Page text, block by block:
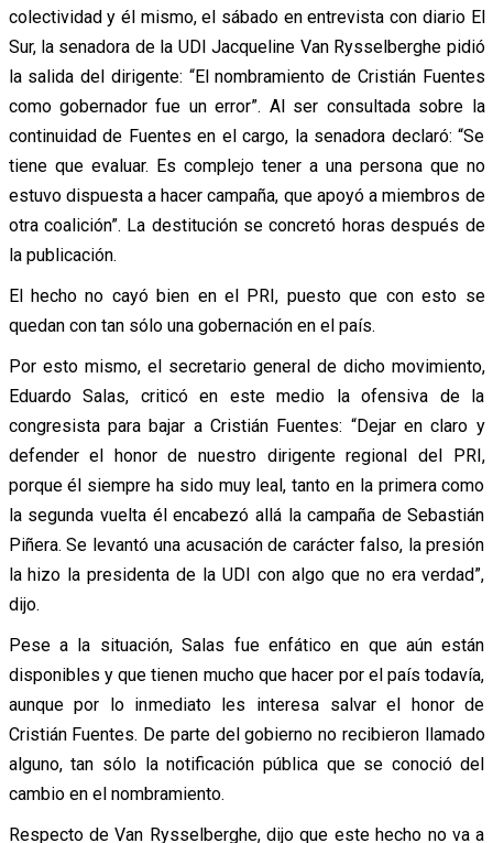
colectividad y él mismo, el sábado en entrevista con diario El
Sur, la senadora de la UDI Jacqueline Van Rysselberghe pidió
la salida del dirigente: “El nombramiento de Cristián Fuentes
como gobernador fue un error”. Al ser consultada sobre la
continuidad de Fuentes en el cargo, la senadora declaró: “Se
tiene que evaluar. Es complejo tener a una persona que no
estuvo dispuesta a hacer campaña, que apoyó a miembros de
otra coalición”. La destitución se concretó horas después de
la publicación.
El hecho no cayó bien en el PRI, puesto que con esto se
quedan con tan sólo una gobernación en el país.
Por esto mismo, el secretario general de dicho movimiento,
Eduardo Salas, criticó en este medio la ofensiva de la
congresista para bajar a Cristián Fuentes: “Dejar en claro y
defender el honor de nuestro dirigente regional del PRI,
porque él siempre ha sido muy leal, tanto en la primera como
la segunda vuelta él encabezó allá la campaña de Sebastián
Piñera. Se levantó una acusación de carácter falso, la presión
la hizo la presidenta de la UDI con algo que no era verdad”,
dijo.
Pese a la situación, Salas fue enfático en que aún están
disponibles y que tienen mucho que hacer por el país todavía,
aunque por lo inmediato les interesa salvar el honor de
Cristián Fuentes. De parte del gobierno no recibieron llamado
alguno, tan sólo la notificación pública que se conoció del
cambio en el nombramiento.
Respecto de Van Rysselberghe, dijo que este hecho no va a